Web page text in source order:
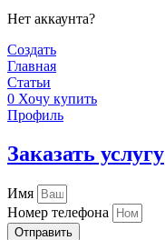
Нет аккаунта?
Создать
Главная
Статьи
0 Хочу купить
Профиль
Заказать услугу
Имя
Номер телефона
Отправить